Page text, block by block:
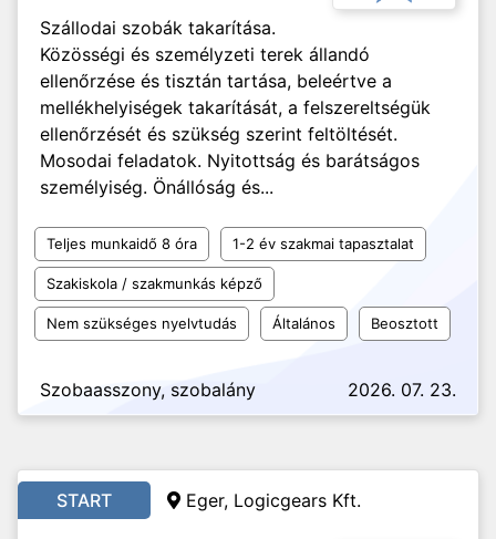
Szállodai szobák takarítása.
Közösségi és személyzeti terek állandó
ellenőrzése és tisztán tartása, beleértve a
mellékhelyiségek takarítását, a felszereltségük
ellenőrzését és szükség szerint feltöltését.
Mosodai feladatok. Nyitottság és barátságos
személyiség. Önállóság és...
Teljes munkaidő 8 óra 1-2 év szakmai tapasztalat
Szakiskola / szakmunkás képző
Nem szükséges nyelvtudás Általános Beosztott
Szobaasszony, szobalány 2026. 07. 23.
START Eger, Logicgears Kft.